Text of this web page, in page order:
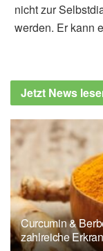
nicht zur
werden. Er kann
Jetzt News
Curcumin &
zahlreiche